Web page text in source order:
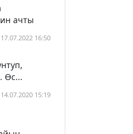
ачты
17.07.2022 16:50
Өс...
14.07.2020 15:19